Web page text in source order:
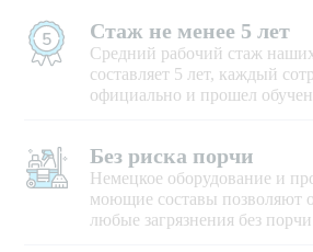
Стаж не менее 5 лет
Средний рабочий стаж
составляет 5 лет, каждый
официально и прошел
Без риска порчи
Немецкое оборудование и
моющие составы позволяют
любые загрязнения без